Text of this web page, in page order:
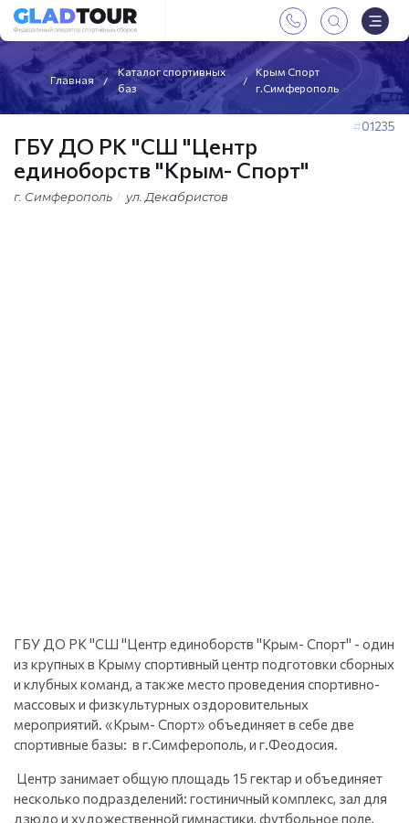
Главная
Каталог спортивных
баз
Крым Спорт
г.Симферополь
01235
ГБУ ДО РК "СШ "Центр
единоборств "Крым- Спорт"
г. Симферополь ул. Декабристов
ГБУ ДО РК "СШ "Центр единоборств "Крым- Спорт" - один
из крупных в Крыму спортивный центр подготовки сборных
и клубных команд, а также место проведения спортивно-
массовых и физкультурных оздоровительных
мероприятий. «Крым- Спорт» объединяет в себе две
спортивные базы: в г.Симферополь, и г.Феодосия.
Центр занимает общую площадь 15 гектар и объединяет
несколько подразделений: гостиничный комплекс, зал для
дзюдо и художественной гимнастики, футбольное поле,